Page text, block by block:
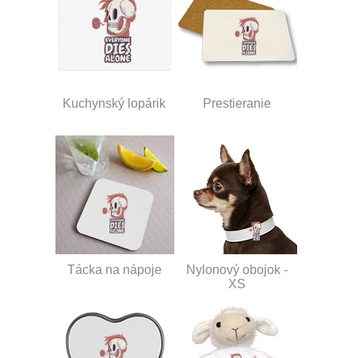
Kuchynský lopárik Prestieranie
Tácka na nápoje
Nylonový obojok -
XS